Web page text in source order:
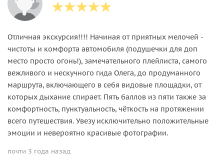
Отличная экскурсия!!!! Начиная от приятных мелочей -
чистоты и комфорта автомобиля (подушечки для доп
место просто огонь!), замечательного плейлиста, самого
вежливого и нескучного гида Олега, до продуманного
маршрута, включающего в себя видовые площадки, от
которых дыхание спирает. Пять баллов из пяти также за
комфортность, пунктуальность, чёткость на протяжении
всего путешествия. Увезу исключительно положительные
эмоции и невероятно красивые фотографии.
почти 3 года назад